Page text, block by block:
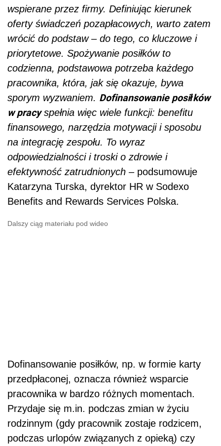
wspierane przez firmy. Definiując kierunek
oferty świadczeń pozapłacowych, warto zatem
wrócić do podstaw – do tego, co kluczowe i
priorytetowe. Spożywanie posiłków to
codzienna, podstawowa potrzeba każdego
pracownika, która, jak się okazuje, bywa
sporym wyzwaniem. Dofinansowanie posiłków
w pracyspełnia więc wiele funkcji: benefitu
finansowego, narzędzia motywacji i sposobu
na integrację zespołu. To wyraz
odpowiedzialności i troski o zdrowie i
efektywność zatrudnionych –podsumowuje
Katarzyna Turska, dyrektor HR w Sodexo
Benefits and Rewards Services Polska.
Dalszy ciąg materiału pod wideo
Dofinansowanie posiłków, np. w formie karty
przedpłaconej, oznacza również wsparcie
pracownika w bardzo różnych momentach.
Przydaje się m.in. podczas zmian w życiu
rodzinnym (gdy pracownik zostaje rodzicem,
podczas urlopów związanych z opieką) czy